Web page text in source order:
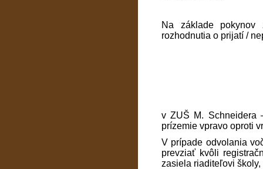
Na základe pokynov
rozhodnutia o prijatí /
v ZUŠ M. Schneidera
prízemie vpravo oproti
V prípade odvolania
prevziať kvôli
zasiela riaditeľovi